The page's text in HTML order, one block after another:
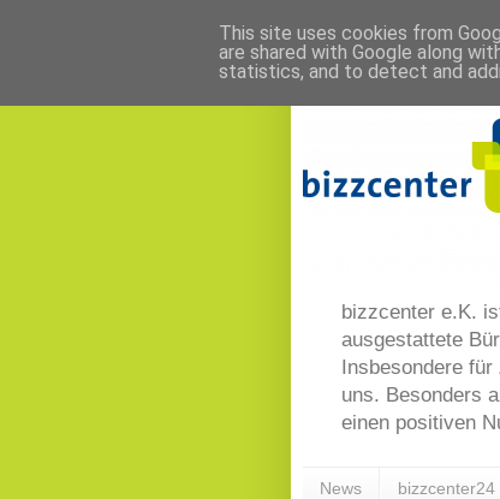
bizzcenter e.K.
ausgestattete
Insbesondere
uns. Besonders
einen positiven
News bizzcenter24
This site uses cookies from
are shared with Google along
statistics, and to detect and